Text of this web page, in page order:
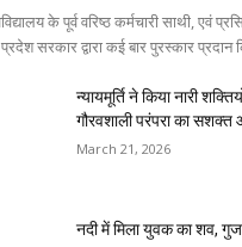
के पूर्व वरिष्ठ कर्मचारी साथी, एवं
सरकार द्वारा कई बार पुरस्कार प्रदान
न्यायमूर्ति ने किया नारी
गौरवशाली परंपरा का
March 21, 2026
नदी में मिला युवक का शव,